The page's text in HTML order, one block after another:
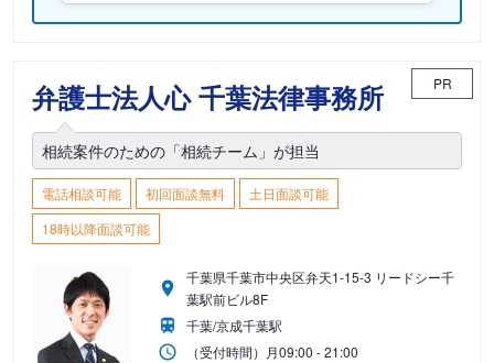
弁護士法人心 千葉法律事務所 PR
相続案件のための「相続チーム」が担当
電話相談可能 初回面談無料
土日面談可能
18時以降面談可能
千葉県千葉市中央区弁天1-15-3 リードシー千
葉駅前ビル8F
千葉/京成千葉駅
（受付時間） 月09:00 - 21:00